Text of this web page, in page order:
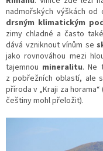
nadmořských výškách od
drsným klimatickým
zimy chladné a často
dává vzniknout vínům se
jako rovnováhou mezi
tajemnou mineralitu. Ne
z pobřežních oblastí, ale
příroda v „Kraji za
češtiny mohl přeložit).